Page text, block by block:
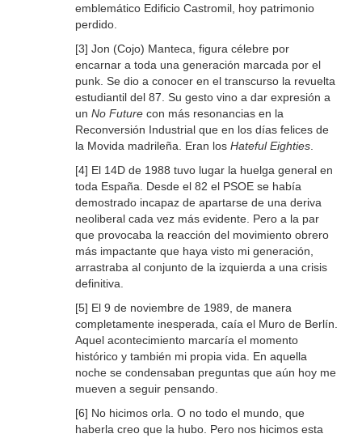
emblemático Edificio Castromil, hoy patrimonio
perdido.
[3] Jon (Cojo) Manteca, figura célebre por
encarnar a toda una generación marcada por el
punk. Se dio a conocer en el transcurso la revuelta
estudiantil del 87. Su gesto vino a dar expresión a
un No Futurecon más resonancias en la
Reconversión Industrial que en los días felices de
la Movida madrileña. Eran los Hateful Eighties.
[4] El 14D de 1988 tuvo lugar la huelga general en
toda España. Desde el 82 el PSOE se había
demostrado incapaz de apartarse de una deriva
neoliberal cada vez más evidente. Pero a la par
que provocaba la reacción del movimiento obrero
más impactante que haya visto mi generación,
arrastraba al conjunto de la izquierda a una crisis
definitiva.
[5] El 9 de noviembre de 1989, de manera
completamente inesperada, caía el Muro de Berlín.
Aquel acontecimiento marcaría el momento
histórico y también mi propia vida. En aquella
noche se condensaban preguntas que aún hoy me
mueven a seguir pensando.
[6] No hicimos orla. O no todo el mundo, que
haberla creo que la hubo. Pero nos hicimos esta